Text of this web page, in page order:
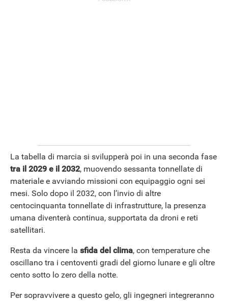
La tabella di marcia si svilupperà poi in una seconda fase
tra il 2029 e il 2032, muovendo sessanta tonnellate di
materiale e avviando missioni con equipaggio ogni sei
mesi. Solo dopo il 2032, con l’invio di altre
centocinquanta tonnellate di infrastrutture, la presenza
umana diventerà continua, supportata da droni e reti
satellitari.
Resta da vincere la sfida del clima, con temperature che
oscillano tra i centoventi gradi del giorno lunare e gli oltre
cento sotto lo zero della notte.
Per sopravvivere a questo gelo, gli ingegneri integreranno